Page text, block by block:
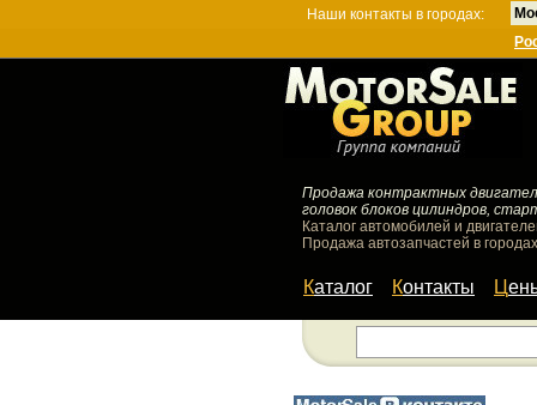
Наши контакты в городах:
Продажа контрактных
головок блоков цилиндров,
Каталог автомобилей и
Продажа автозапчастей в
Каталог Контакты